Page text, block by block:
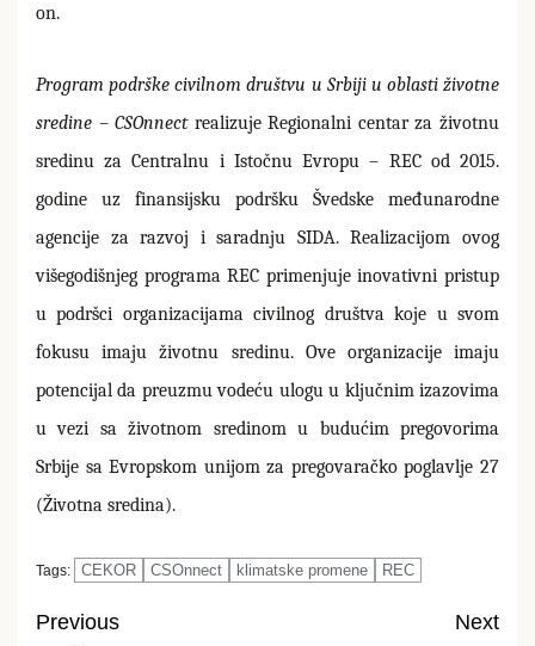
on.
Program podrške civilnom društvu u Srbiji u oblasti životne
sredine – CSOnnectrealizuje Regionalni centar za životnu
sredinu za Centralnu i Istočnu Evropu – REC od 2015.
godine uz finansijsku podršku Švedske međunarodne
agencije za razvoj i saradnju SIDA. Realizacijom ovog
višegodišnjeg programa REC primenjuje inovativni pristup
u podršci organizacijama civilnog društva koje u svom
fokusu imaju životnu sredinu. Ove organizacije imaju
potencijal da preuzmu vodeću ulogu u ključnim izazovima
u vezi sa životnom sredinom u budućim pregovorima
Srbije sa Evropskom unijom za pregovaračko poglavlje 27
(Životna sredina).
Tags: CEKOR CSOnnect klimatske promene REC
Previous
Next